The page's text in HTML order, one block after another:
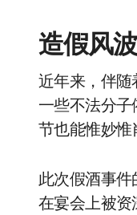
造假风
近年来，伴随
一些不法分子
节也能惟妙惟
此次假酒事件
在宴会上被资